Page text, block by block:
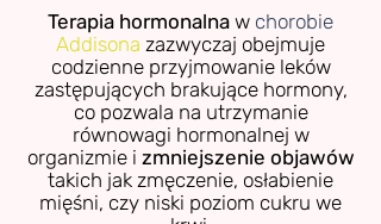
Terapia hormonalna w chorobie
Addisona zazwyczaj obejmuje
codzienne przyjmowanie leków
zastępujących brakujące hormony,
co pozwala na utrzymanie
równowagi hormonalnej w
organizmie i zmniejszenie objawów
takich jak zmęczenie, osłabienie
mięśni, czy niski poziom cukru we